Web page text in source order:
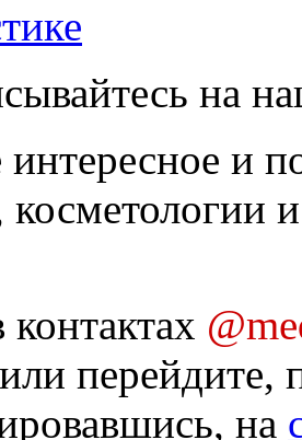
на
и
косметологии
перейдите,
на